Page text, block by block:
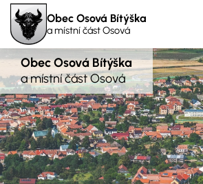
Obec Osová Bítýška
a místní část Osová
Obec Osová Bítýška
a místní část Osová